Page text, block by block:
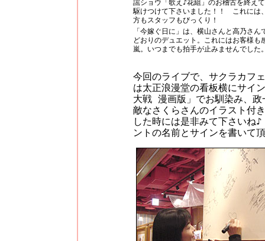
謡ショウ「歌え♪花組」のお稽古を終え
駆けつけて下さいました！！ これには
方もスタッフもびっくり！
「今嫁ぐ日に」は、横山さんと高乃さん
どおりのデュエット。これにはお客様も
嵐。いつまでも拍手が止みませんでした
今回のライブで、サクラカフ
は太正浪漫堂の看板横にサイ
大戦 漫画版」でお馴染み、
敵なさくらさんのイラスト付
した時には是非みて下さいね
ントの名前とサインを書いて